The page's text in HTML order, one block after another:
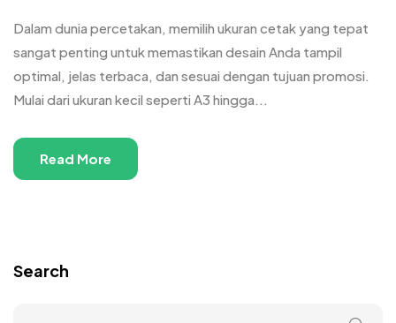
Dalam dunia percetakan, memilih ukuran cetak yang tepat
sangat penting untuk memastikan desain Anda tampil
optimal, jelas terbaca, dan sesuai dengan tujuan promosi.
Mulai dari ukuran kecil seperti A3 hingga...
Read More
Search